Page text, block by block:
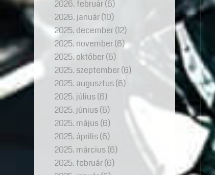
2026. február(6)
2026. január(10)
2025. december(12)
2025. november(6)
2025. október(6)
2025. szeptember(6)
2025. augusztus(6)
2025. július(6)
2025. június(6)
2025. május(6)
2025. április(6)
2025. március(6)
2025. február(6)